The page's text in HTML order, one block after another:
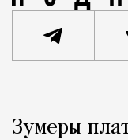
Город
Зумеры